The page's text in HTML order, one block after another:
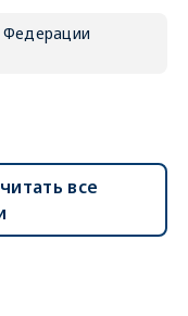
Федерации
все